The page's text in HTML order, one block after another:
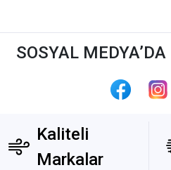
SOSYAL MEDYA’DA
Kaliteli
Markalar